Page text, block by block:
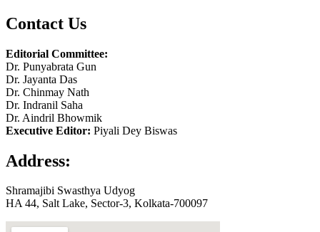
Contact Us
Editorial Committee:
Dr. Punyabrata Gun
Dr. Jayanta Das
Dr. Chinmay Nath
Dr. Indranil Saha
Dr. Aindril Bhowmik
Executive Editor: Piyali Dey Biswas
Address:
Shramajibi Swasthya Udyog
HA 44, Salt Lake, Sector-3, Kolkata-700097